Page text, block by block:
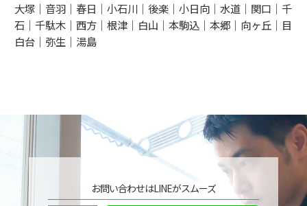
大塚｜音羽｜春日｜小石川｜後楽｜小日向｜水道｜関口｜千
石｜千駄木｜西方｜根津｜白山｜本駒込｜本郷｜向ヶ丘｜目
白台｜弥生｜湯島
お問い合わせはLINEがスムーズ